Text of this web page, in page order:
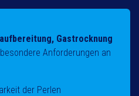
Gastrocknung
Anforderungen an
der Perlen